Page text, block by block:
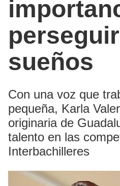
sueños
Con una voz que
pequeña, Karla
originaria de
talento en las
Interbachilleres